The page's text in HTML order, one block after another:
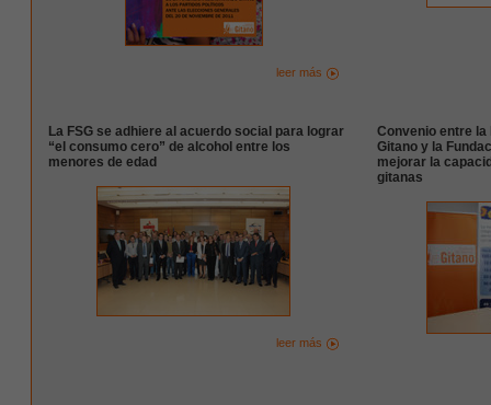
leer más
La FSG se adhiere al acuerdo social para lograr
“el consumo cero” de alcohol entre los
menores de edad
leer más
Convenio entre
Gitano y la
mejorar la
gitanas